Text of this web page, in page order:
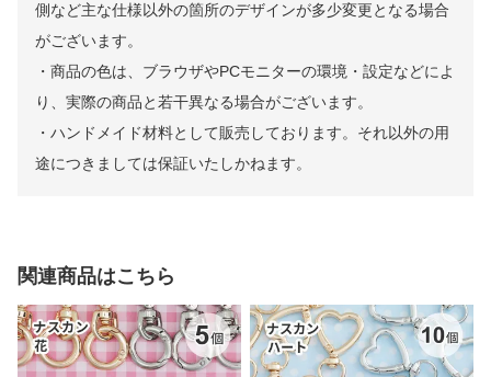
側など主な仕様以外の箇所のデザインが多少変更となる場合
がございます。
・商品の色は、ブラウザやPCモニターの環境・設定などによ
り、実際の商品と若干異なる場合がございます。
・ハンドメイド材料として販売しております。それ以外の用
途につきましては保証いたしかねます。
関連商品はこちら